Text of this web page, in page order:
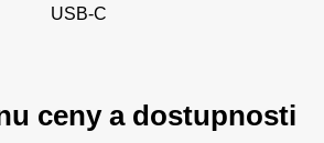
USB-C
ceny a dostupnosti